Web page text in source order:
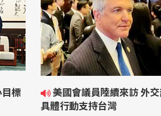
美國會議員陸續來訪 外交部：
具體行動支持台灣